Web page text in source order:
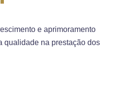
e aprimoramento
qualidade na prestação dos